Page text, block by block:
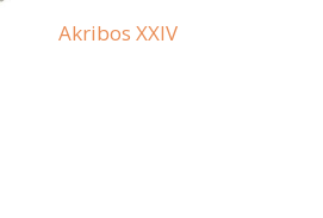
Akribos XXIV